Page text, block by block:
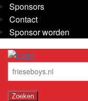
Sponsors
Contact
Sponsor worden